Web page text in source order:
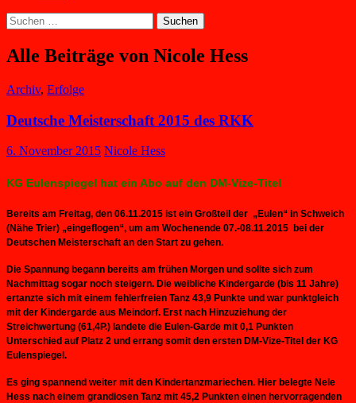
Suchen
nach:
Alle Beiträge von Nicole Hess
Archiv, Erfolge
Deutsche Meisterschaft 2015 des RKK
6. November 2015 Nicole Hess
KG Eulenspiegel hat ein Abo auf den DM-Vize-Titel
Bereits am Freitag, den 06.11.2015 ist ein Großteil der „Eulen“ in Schweich
(Nähe Trier) „eingeflogen“, um am Wochenende 07.-08.11.2015 bei der
Deutschen Meisterschaft an den Start zu gehen.
Die Spannung begann bereits am frühen Morgen und sollte sich zum
Nachmittag sogar noch steigern. Die weibliche Kindergarde (bis 11 Jahre)
ertanzte sich mit einem fehlerfreien Tanz 43,9 Punkte und war punktgleich
mit der Kindergarde aus Meindorf. Erst nach Hinzuziehung der
Streichwertung (61,4P.) landete die Eulen-Garde mit 0,1 Punkten
Unterschied auf Platz 2 und errang somit den ersten DM-Vize-Titel der KG
Eulenspiegel.
Es ging spannend weiter mit den Kindertanzmariechen. Hier belegte Nele
Hess nach einem grandiosen Tanz mit 45,2 Punkten einen hervorragenden